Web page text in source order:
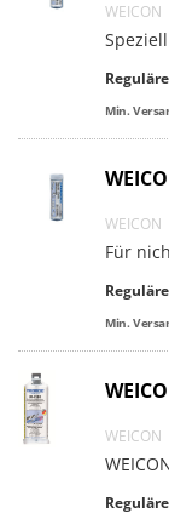
WEICON
Min.
WEICON
Für
Min.
WEICON